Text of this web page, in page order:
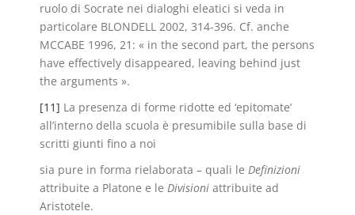
ruolo di Socrate nei dialoghi eleatici si veda in
particolare BLONDELL 2002, 314-396. Cf. anche
MCCABE 1996, 21: « in the second part, the persons
have effectively disappeared, leaving behind just
the arguments ».
[11] La presenza di forme ridotte ed ‘epitomate’
all’interno della scuola è presumibile sulla base di
scritti giunti fino a noi
sia pure in forma rielaborata – quali le Definizioni
attribuite a Platone e le Divisioni attribuite ad
Aristotele.